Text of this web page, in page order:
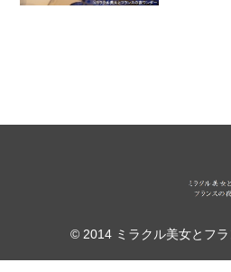
© 2014 ミラクル美女とフ